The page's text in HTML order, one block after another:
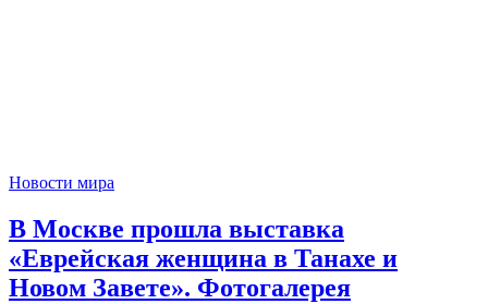
Новости мира
В Москве прошла выставка
«Еврейская женщина в Танахе и
Новом Завете». Фотогалерея